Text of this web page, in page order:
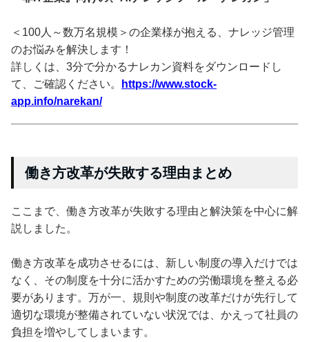
＜100人～数万名規模＞の企業様が抱える、ナレッジ管理
のお悩みを解決します！
詳しくは、3分で分かるナレカン資料をダウンロードし
て、ご確認ください。
https://www.stock-
app.info/narekan/
働き方改革が失敗する理由まとめ
ここまで、働き方改革が失敗する理由と解決策を中心に解
説しました。
働き方改革を成功させるには、新しい制度の導入だけでは
なく、その制度を十分に活かすための労働環境を整える必
要があります。万が一、規則や制度の改革だけが先行して
適切な環境が整備されていない状況では、かえって社員の
負担を増やしてしまいます。